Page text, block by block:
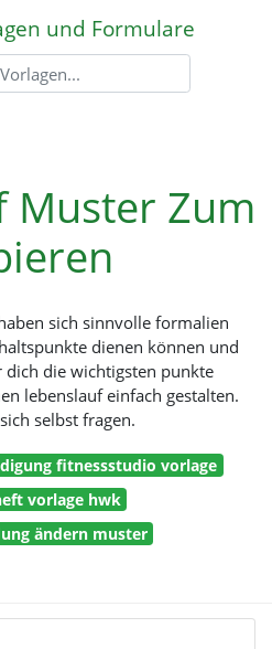
und Formulare
Muster Zum
sich sinnvolle formalien
dienen können und
die wichtigsten punkte
lebenslauf einfach gestalten.
selbst fragen.
fitnessstudio vorlage
vorlage hwk
ändern muster